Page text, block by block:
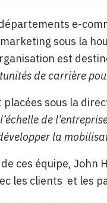
e-
sous la
est
de carrière
sous la
de
la
ces équipe, John
les clients et les